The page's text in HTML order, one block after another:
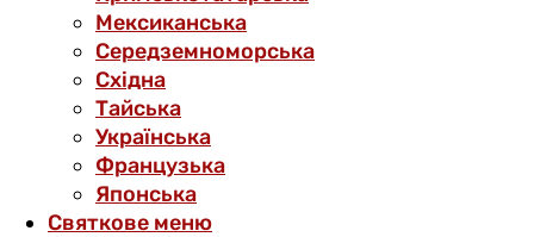
Мексиканська
Середземноморська
Східна
Тайська
Українська
Французька
Японська
Святкове меню